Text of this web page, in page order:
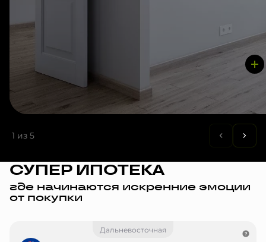
1 из 5
СУПЕР ИПОТЕКА
где начинаются искренние эмоции
от покупки
Дальневосточная